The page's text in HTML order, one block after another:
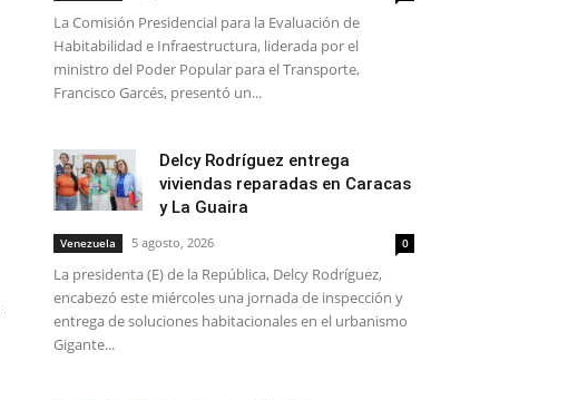
La Comisión Presidencial para la Evaluación de
Habitabilidad e Infraestructura, liderada por el
ministro del Poder Popular para el Transporte,
Francisco Garcés, presentó un...
Delcy Rodríguez entrega
viviendas reparadas en Caracas
y La Guaira
Venezuela 5 agosto, 2026 0
La presidenta (E) de la República, Delcy Rodríguez,
encabezó este miércoles una jornada de inspección y
entrega de soluciones habitacionales en el urbanismo
Gigante...